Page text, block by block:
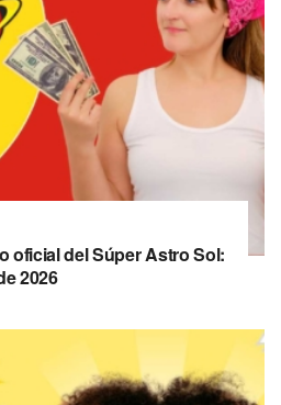
oficial del Súper Astro Sol:
2026